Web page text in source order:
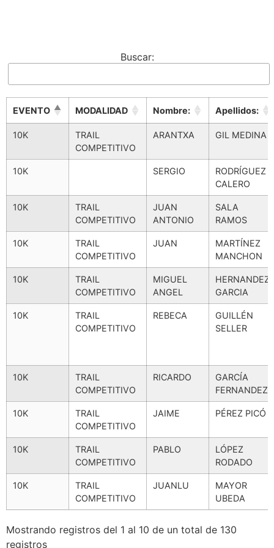
Buscar:
EVENTO MODALIDAD Nombre:
Apellidos:
EVENTO
MODALIDAD Nombre: Apellidos:
10K
TRAIL
COMPETITIVO
ARANTXA GIL MEDINA
10K SERGIO
RODRÍGUEZ
CALERO
10K
TRAIL
COMPETITIVO
JUAN
ANTONIO
SALA
RAMOS
10K
TRAIL
COMPETITIVO
JUAN
MARTÍNEZ
MANCHON
10K
TRAIL
COMPETITIVO
MIGUEL
ANGEL
HERNANDEZ
GARCIA
10K
TRAIL
COMPETITIVO
REBECA
GUILLÉN
SELLER
10K
TRAIL
COMPETITIVO
RICARDO
GARCÍA
FERNANDEZ
10K
TRAIL
COMPETITIVO
JAIME PÉREZ PICÓ
10K
TRAIL
COMPETITIVO
PABLO
LÓPEZ
RODADO
10K
TRAIL
COMPETITIVO
JUANLU
MAYOR
UBEDA
Mostrando registros del 1 al 10 de un total de 130
registros